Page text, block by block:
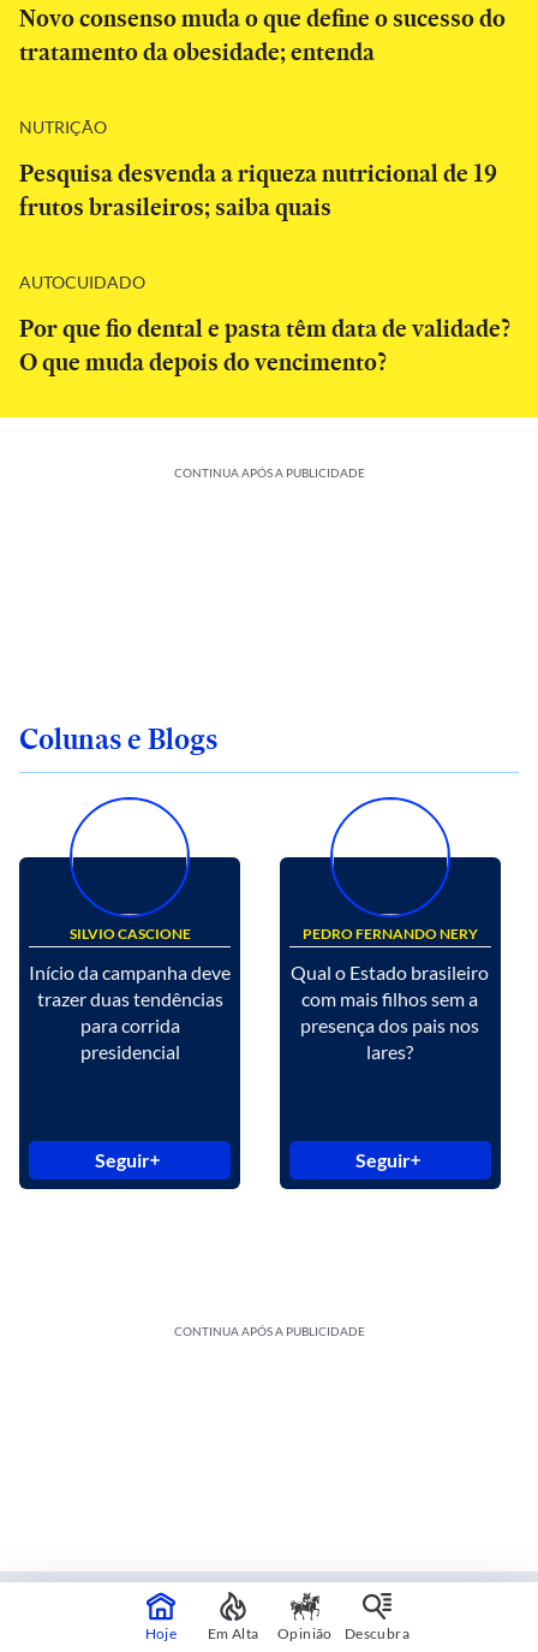
Novo consenso muda o que define o sucesso do
tratamento da obesidade; entenda
NUTRIÇÃO
Pesquisa desvenda a riqueza nutricional de 19
frutos brasileiros; saiba quais
AUTOCUIDADO
Por que fio dental e pasta têm data de validade?
O que muda depois do vencimento?
CONTINUA APÓS A PUBLICIDADE
Colunas e Blogs
SILVIO CASCIONE
Início da campanha deve
trazer duas tendências
para corrida
presidencial
Seguir
PEDRO FERNANDO NERY
Qual o Estado brasileiro
com mais filhos sem a
presença dos pais nos
lares?
Seguir
CONTINUA APÓS A PUBLICIDADE
Hoje Em Alta Opinião Descubra